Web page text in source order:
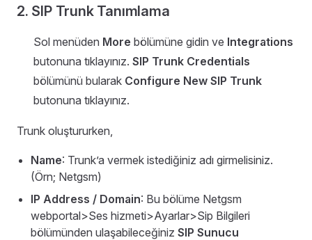
2. SIP Trunk Tanımlama
Sol menüden More bölümüne gidin ve Integrations
butonuna tıklayınız. SIP Trunk Credentials
bölümünü bularak Configure New SIP Trunk
butonuna tıklayınız.
Trunk oluştururken,
Name: Trunk’a vermek istediğiniz adı girmelisiniz.
(Örn; Netgsm)
IP Address / Domain: Bu bölüme Netgsm
webportal>Ses hizmeti>Ayarlar>Sip Bilgileri
bölümünden ulaşabileceğiniz SIP Sunucu